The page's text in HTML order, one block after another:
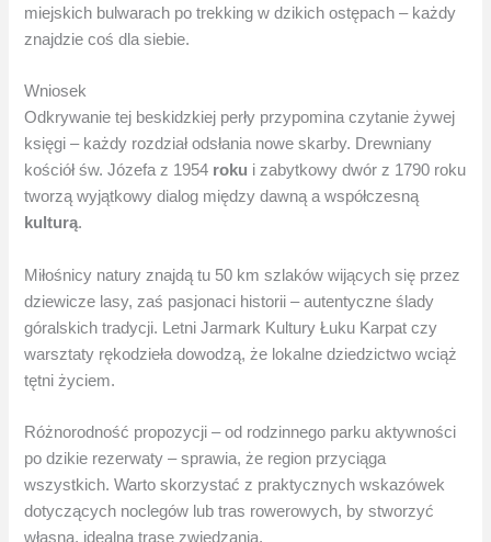
miejskich bulwarach po trekking w dzikich ostępach – każdy
znajdzie coś dla siebie.
Wniosek
Odkrywanie tej beskidzkiej perły przypomina czytanie żywej
księgi – każdy rozdział odsłania nowe skarby. Drewniany
kościół św. Józefa z 1954 roku i zabytkowy dwór z 1790 roku
tworzą wyjątkowy dialog między dawną a współczesną
kulturą.
Miłośnicy natury znajdą tu 50 km szlaków wijących się przez
dziewicze lasy, zaś pasjonaci historii – autentyczne ślady
góralskich tradycji. Letni Jarmark Kultury Łuku Karpat czy
warsztaty rękodzieła dowodzą, że lokalne dziedzictwo wciąż
tętni życiem.
Różnorodność propozycji – od rodzinnego parku aktywności
po dzikie rezerwaty – sprawia, że region przyciąga
wszystkich. Warto skorzystać z praktycznych wskazówek
dotyczących noclegów lub tras rowerowych, by stworzyć
własną, idealną trasę zwiedzania.